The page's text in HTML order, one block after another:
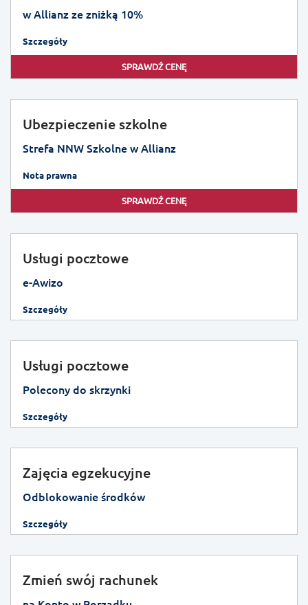
w Allianz ze zniżką 10%
Szczegóły
SPRAWDŹ CENĘ
Ubezpieczenie szkolne
Strefa NNW Szkolne w Allianz
Nota prawna
SPRAWDŹ CENĘ
Usługi pocztowe
e-Awizo
Szczegóły
Usługi pocztowe
Polecony do skrzynki
Szczegóły
Zajęcia egzekucyjne
Odblokowanie środków
Szczegóły
Zmień swój rachunek